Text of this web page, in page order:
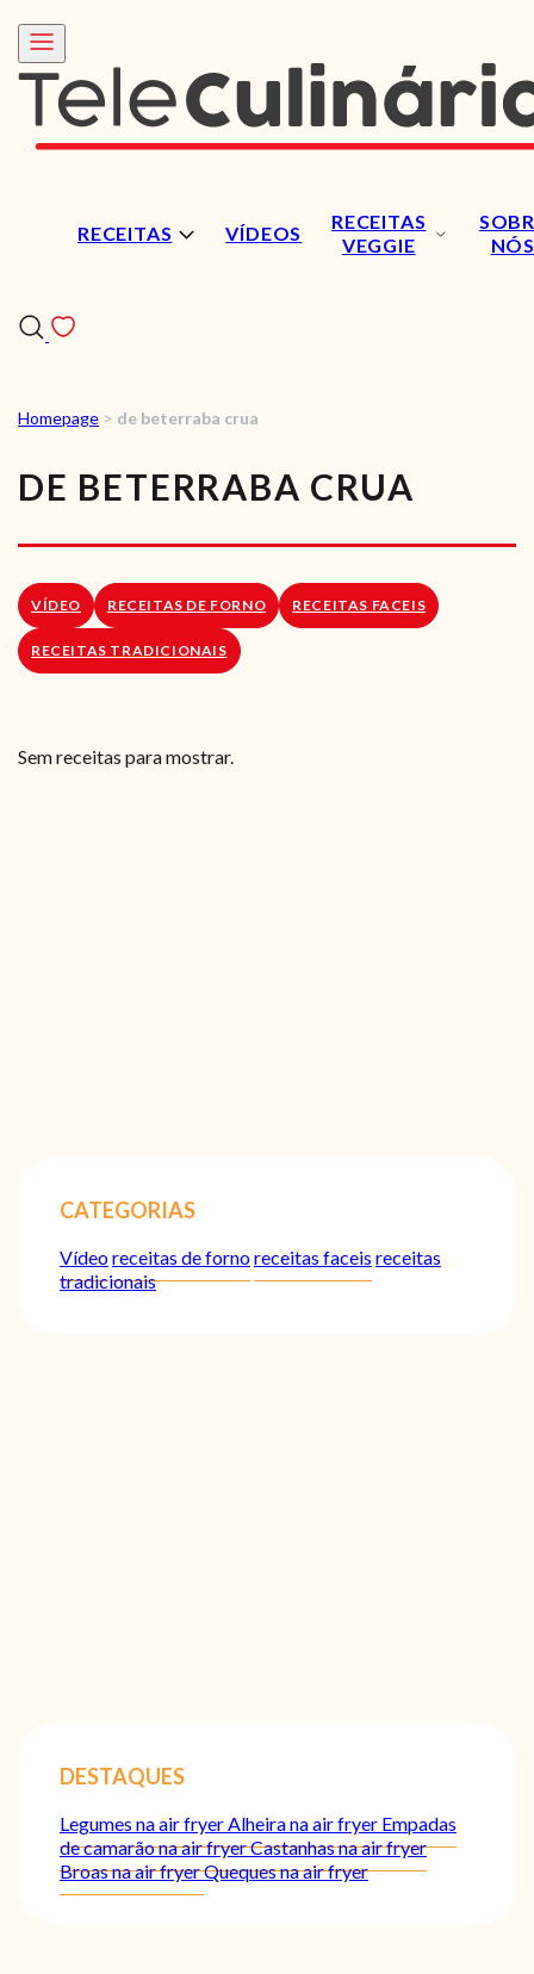
RECEITAS VÍDEOS
RECEITAS
VEGGIE
NÓS
RECEITAS
VÍDEOS
RECEITAS VEGGIE
SOBRE NÓS
LOJA ONLINE
Homepage > de beterraba crua
DE BETERRABA CRUA
VÍDEO RECEITAS DE FORNO RECEITAS FACEIS
RECEITAS TRADICIONAIS
Sem receitas para mostrar.
CATEGORIAS
Vídeoreceitas de fornoreceitas faceis receitas
tradicionais
DESTAQUES
Legumes na air fryerAlheira na air fryer Empadas
de camarão na air fryerCastanhas na air fryer
Broas na air fryerQueques na air fryer